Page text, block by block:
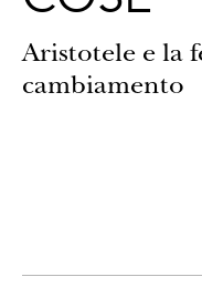
Aristotele e la
cambiamento